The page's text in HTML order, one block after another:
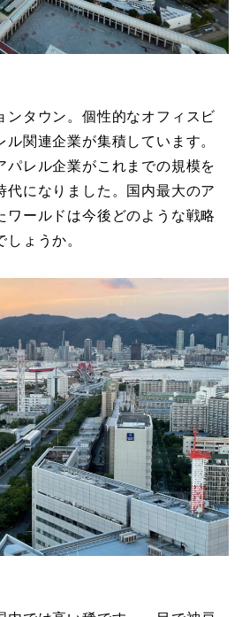
ンタウン。個性的なオフィスビ
ル関連企業が集積しています。
パレル企業がこれまでの規模を
代になりました。国内最大のア
ワールドは今後どのような戦略
ょうか。